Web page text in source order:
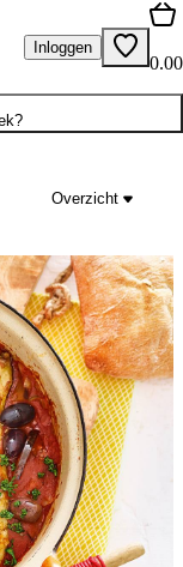
Inloggen
0.00
Overzicht